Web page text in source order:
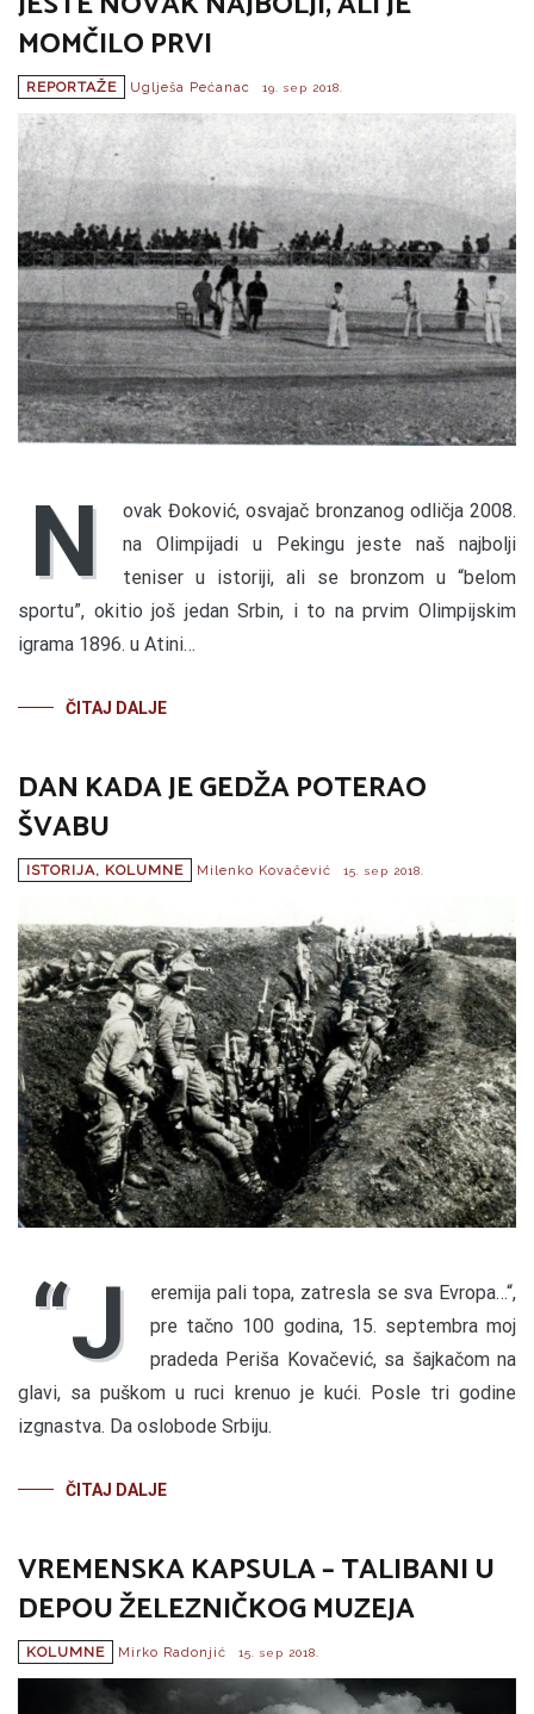
MOMČILO PRVI
REPORTAŽE Uglješa Pećanac 19. sep 2018.
N
ovak Đoković, osvajač bronzanog odličja 2008.
na Olimpijadi u Pekingu jeste naš najbolji
teniser u istoriji, ali se bronzom u “belom
sportu”, okitio još jedan Srbin, i to na prvim Olimpijskim
igrama 1896. u Atini…
ČITAJ DALJE
DAN KADA JE GEDŽA POTERAO
ŠVABU
ISTORIJA, KOLUMNE Milenko Kovačević 15. sep 2018.
“J
eremija pali topa, zatresla se sva Evropa…“,
pre tačno 100 godina, 15. septembra moj
pradeda Periša Kovačević, sa šajkačom na
glavi, sa puškom u ruci krenuo je kući. Posle tri godine
izgnastva. Da oslobode Srbiju.
ČITAJ DALJE
VREMENSKA KAPSULA – TALIBANI U
DEPOU ŽELEZNIČKOG MUZEJA
KOLUMNE Mirko Radonjić 15. sep 2018.